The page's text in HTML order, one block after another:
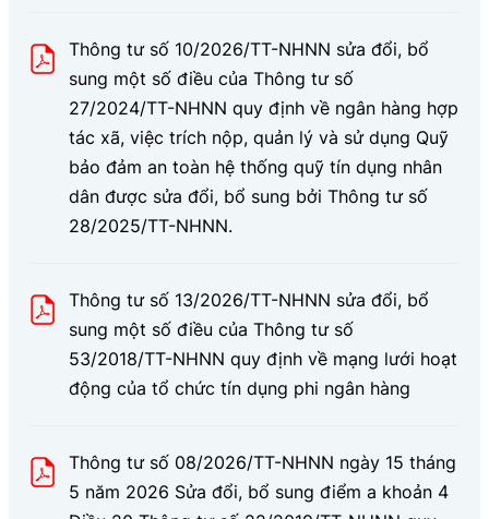
Thông tư số 10/2026/TT-NHNN sửa đổi, bổ
sung một số điều của Thông tư số
27/2024/TT-NHNN quy định về ngân hàng hợp
tác xã, việc trích nộp, quản lý và sử dụng Quỹ
bảo đảm an toàn hệ thống quỹ tín dụng nhân
dân được sửa đổi, bổ sung bởi Thông tư số
28/2025/TT-NHNN.
Thông tư số 13/2026/TT-NHNN sửa đổi, bổ
sung một số điều của Thông tư số
53/2018/TT-NHNN quy định về mạng lưới hoạt
động của tổ chức tín dụng phi ngân hàng
Thông tư số 08/2026/TT-NHNN ngày 15 tháng
5 năm 2026 Sửa đổi, bổ sung điểm a khoản 4